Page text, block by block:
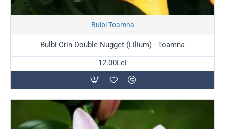
Bulbi Toamna
Bulbi Crin Double Nugget (Lilium) - Toamna
12.00Lei